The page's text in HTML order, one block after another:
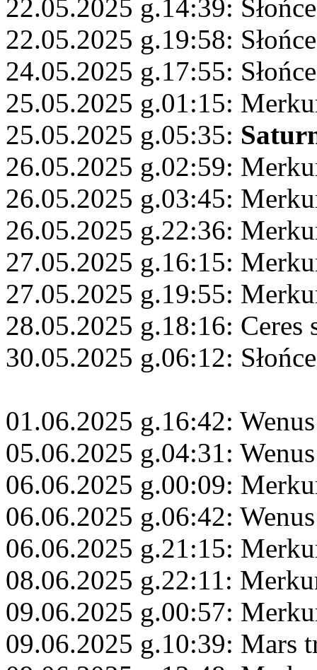
22.05.2025 g.14:39:
22.05.2025 g.19:58:
24.05.2025 g.17:55:
25.05.2025 g.01:15:
25.05.2025 g.05:35:
26.05.2025 g.02:59:
26.05.2025 g.03:45:
26.05.2025 g.22:36:
27.05.2025 g.16:15:
27.05.2025 g.19:55:
28.05.2025 g.18:16: Ceres
30.05.2025 g.06:12:
01.06.2025 g.16:42:
05.06.2025 g.04:31:
06.06.2025 g.00:09:
06.06.2025 g.06:42:
06.06.2025 g.21:15:
08.06.2025 g.22:11:
09.06.2025 g.00:57:
09.06.2025 g.10:39: Mars